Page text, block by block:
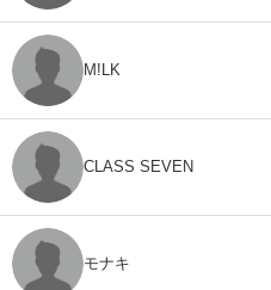
M!LK
CLASS SEVEN
モナキ